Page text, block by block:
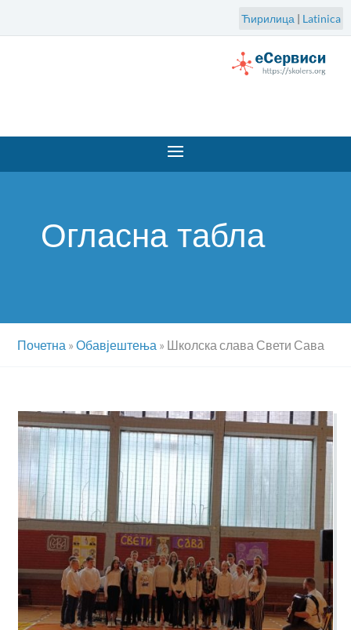
Ћирилица | Latinica
Огласна табла
Почетна »Обавјештења » Школска слава Свети Сава